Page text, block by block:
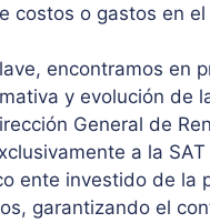
costos o gastos en
encontramos en
y evolución de
General de
a la
ente investido de la
garantizando el